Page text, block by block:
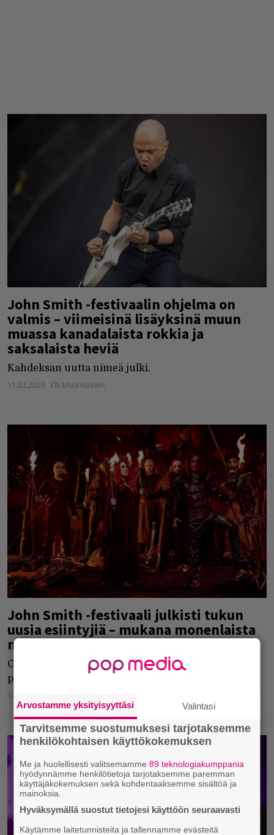
John Smith -festivaalin ohjelma on
valmis – viimeisinä lisäyksinä muun
muassa kanadalaista rokkia ja
saksalaista heviä
Kahdeksan uutta nimeä julki.
11.02.2023 Elli Muurikainen
John Smith -festivaali julkisti tukun
uusia esiintyjiä – mukana monenlaista
metallia
Cradle of Filth on kiinnitetty avauspäivän
pääesiintyjäksi.
14.01.2023
Arvostamme yksityisyyttäsi
Valintasi
Tarvitsemme suostumuksesi tarjotaksemme
henkilökohtaisen käyttökokemuksen
Me ja huolellisesti valitsemamme89 teknologiakumppania
hyödynnämme henkilötietoja tarjotaksemme paremman
käyttäjäkokemuksen sekä kohdentaaksemme sisältöä ja
mainoksia.
Hyväksymällä suostut tietojesi käyttöön seuraavasti
Käytämme laitetunnisteita ja tallennamme evästeitä